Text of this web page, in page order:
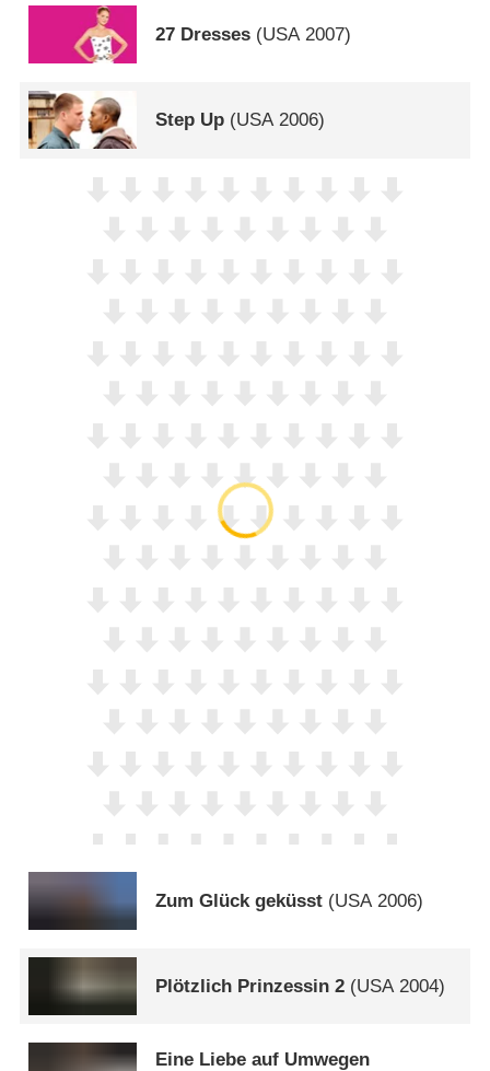
27 Dresses (USA2007)
Step Up (USA2006)
Zum Glück geküsst (USA2006)
Plötzlich Prinzessin 2 (USA2004)
Eine Liebe auf Umwegen